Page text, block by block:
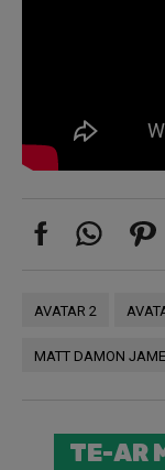
AVATAR 2
MATT DAMON
TE-AR